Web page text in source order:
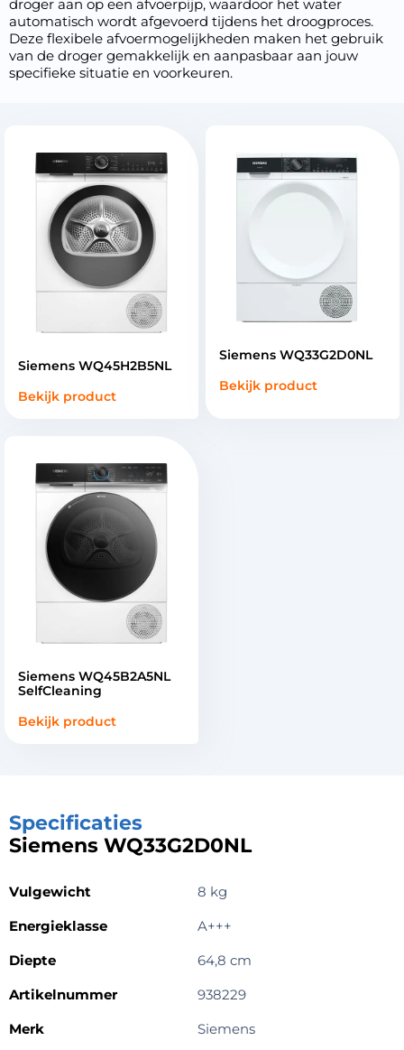
droger aan op een afvoerpijp, waardoor het water
automatisch wordt afgevoerd tijdens het droogproces.
Deze flexibele afvoermogelijkheden maken het gebruik
van de droger gemakkelijk en aanpasbaar aan jouw
specifieke situatie en voorkeuren.
Siemens WQ45H2B5NL
Bekijk product
Siemens WQ33G2D0NL
Bekijk product
Siemens WQ45B2A5NL
SelfCleaning
Bekijk product
Specificaties
Siemens WQ33G2D0NL
Vulgewicht
8 kg
Energieklasse
A+++
Diepte
64,8 cm
Artikelnummer
938229
Merk
Siemens